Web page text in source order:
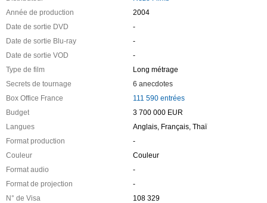
Année de production
2004
Date de sortie DVD
-
Date de sortie Blu-ray
-
Date de sortie VOD
-
Type de film
Long métrage
Secrets de tournage
6 anecdotes
Box Office France
111 590 entrées
Budget
3 700 000 EUR
Langues
Anglais, Français, Thaï
Format production
-
Couleur
Couleur
Format audio
-
Format de projection
-
N° de Visa
108 329